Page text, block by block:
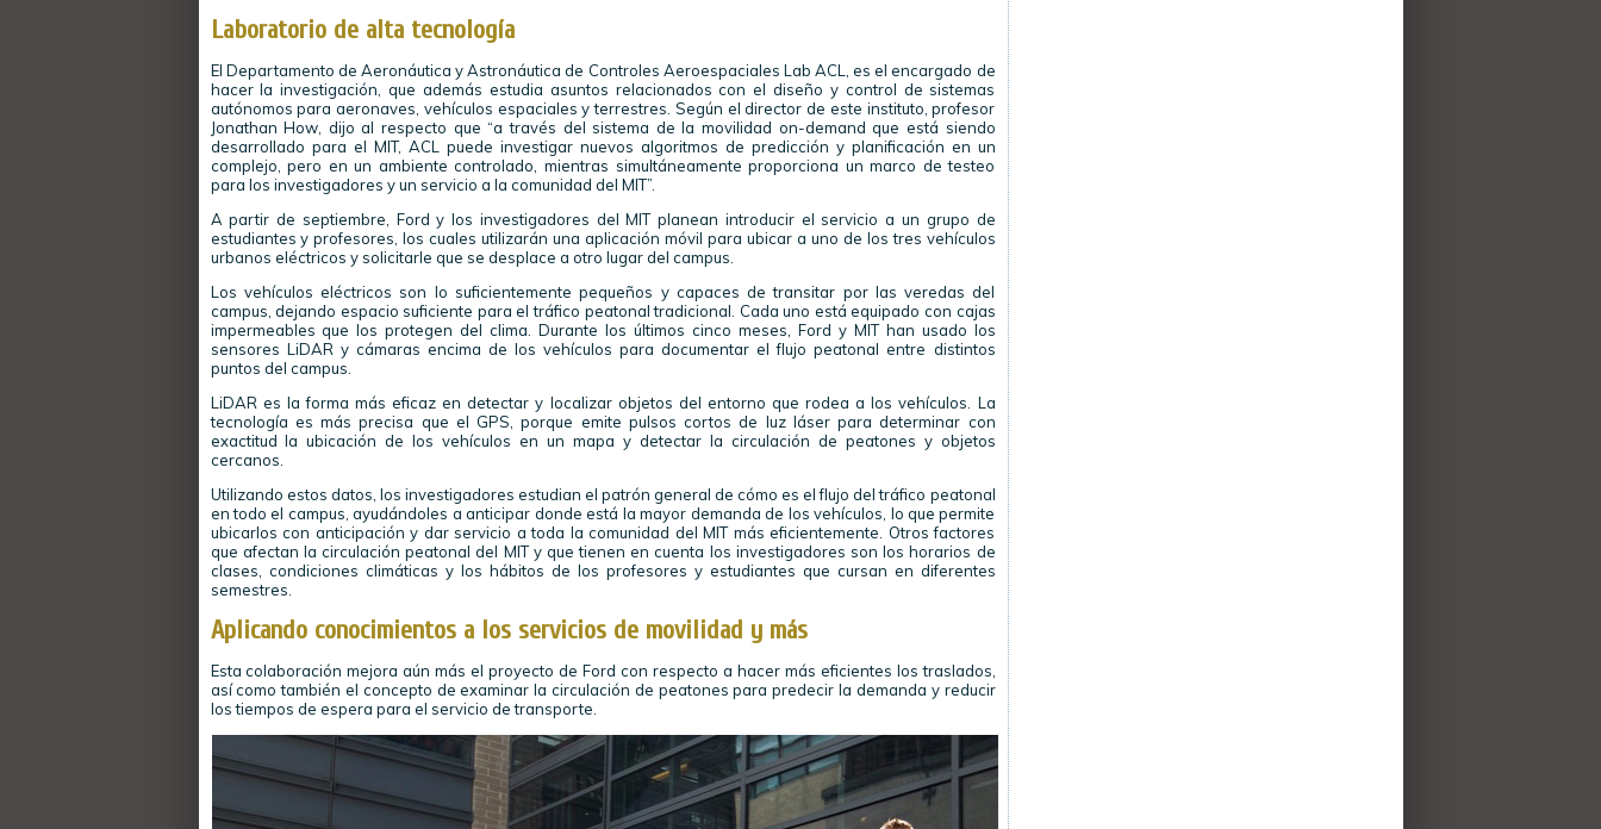
Laboratorio de alta tecnología
El Departamento de Aeronáutica y Astronáutica de Controles Aeroespaciales Lab ACL, es el encargado de
hacer la investigación, que además estudia asuntos relacionados con el diseño y control de sistemas
autónomos para aeronaves, vehículos espaciales y terrestres. Según el director de este instituto, profesor
Jonathan How, dijo al respecto que “a través del sistema de la movilidad on-demand que está siendo
desarrollado para el MIT, ACL puede investigar nuevos algoritmos de predicción y planificación en un
complejo, pero en un ambiente controlado, mientras simultáneamente proporciona un marco de testeo
para los investigadores y un servicio a la comunidad del MIT”.
A partir de septiembre, Ford y los investigadores del MIT planean introducir el servicio a un grupo de
estudiantes y profesores, los cuales utilizarán una aplicación móvil para ubicar a uno de los tres vehículos
urbanos eléctricos y solicitarle que se desplace a otro lugar del campus.
Los vehículos eléctricos son lo suficientemente pequeños y capaces de transitar por las veredas del
campus, dejando espacio suficiente para el tráfico peatonal tradicional. Cada uno está equipado con cajas
impermeables que los protegen del clima. Durante los últimos cinco meses, Ford y MIT han usado los
sensores LiDAR y cámaras encima de los vehículos para documentar el flujo peatonal entre distintos
puntos del campus.
LiDAR es la forma más eficaz en detectar y localizar objetos del entorno que rodea a los vehículos. La
tecnología es más precisa que el GPS, porque emite pulsos cortos de luz láser para determinar con
exactitud la ubicación de los vehículos en un mapa y detectar la circulación de peatones y objetos
cercanos.
Utilizando estos datos, los investigadores estudian el patrón general de cómo es el flujo del tráfico peatonal
en todo el campus, ayudándoles a anticipar donde está la mayor demanda de los vehículos, lo que permite
ubicarlos con anticipación y dar servicio a toda la comunidad del MIT más eficientemente. Otros factores
que afectan la circulación peatonal del MIT y que tienen en cuenta los investigadores son los horarios de
clases, condiciones climáticas y los hábitos de los profesores y estudiantes que cursan en diferentes
semestres.
Aplicando conocimientos a los servicios de movilidad y más
Esta colaboración mejora aún más el proyecto de Ford con respecto a hacer más eficientes los traslados,
así como también el concepto de examinar la circulación de peatones para predecir la demanda y reducir
los tiempos de espera para el servicio de transporte.